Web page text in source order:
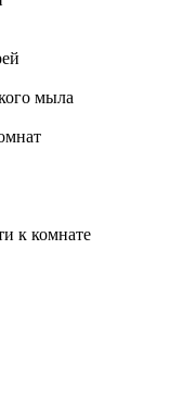
мыла
к комнате